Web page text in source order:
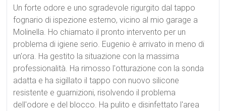
Un forte odore e uno sgradevole rigurgito dal tappo
fognario di ispezione esterno, vicino al mio garage a
Molinella. Ho chiamato il pronto intervento per un
problema di igiene serio. Eugenio è arrivato in meno di
un'ora. Ha gestito la situazione con la massima
professionalità. Ha rimosso l'otturazione con la sonda
adatta e ha sigillato il tappo con nuovo silicone
resistente e guarnizioni, risolvendo il problema
dell'odore e del blocco. Ha pulito e disinfettato l'area